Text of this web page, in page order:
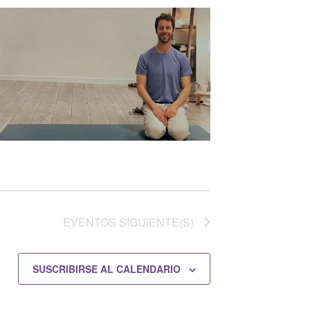
EVENTOS SIGUIENTE(S)
SUSCRIBIRSE AL CALENDARIO